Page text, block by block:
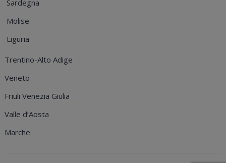
Sardegna
Molise
Liguria
Trentino-Alto Adige
Veneto
Friuli Venezia Giulia
Valle d’Aosta
Marche